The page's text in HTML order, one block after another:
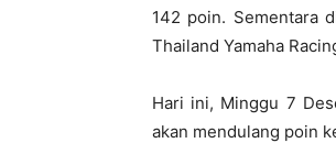
142 poin. Sementara
Thailand Yamaha
Hari ini, Minggu 7
akan mendulang poin